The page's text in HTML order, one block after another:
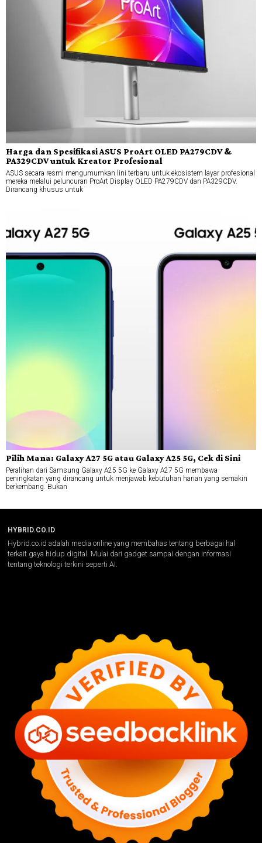
Harga dan Spesifikasi ASUS ProArt OLED PA279CDV &
PA329CDV untuk Kreator Profesional
ASUS secara resmi mengumumkan lini terbaru untuk ekosistem layar profesional
mereka melalui peluncuran ProArt Display OLED PA279CDV dan PA329CDV.
Dirancang khusus untuk
Pilih Mana: Galaxy A27 5G atau Galaxy A25 5G, Cek di Sini
Peralihan dari Samsung Galaxy A25 5G ke Galaxy A27 5G membawa
peningkatan yang dirancang untuk menjawab kebutuhan harian yang semakin
berkembang. Bukan
HYBRID.CO.ID
Hybrid.co.id adalah media online yang membahas tentang berbagai hal
terkait gaya hidup digital. Mulai dari gadget sampai dengan informasi
tentang teknologi terkini seperti AI.